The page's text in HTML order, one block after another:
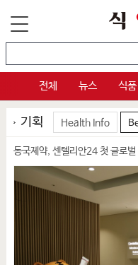
전체 뉴스 식품
기획 Health Info
동국제약, 센텔리안24 첫 글로벌